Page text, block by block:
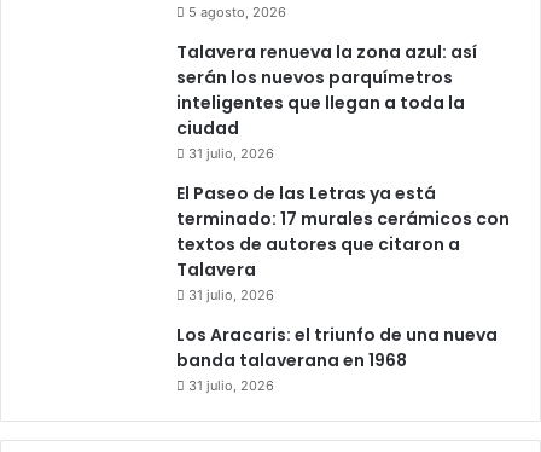
5 agosto, 2026
Talavera renueva la zona azul: así
serán los nuevos parquímetros
inteligentes que llegan a toda la
ciudad
31 julio, 2026
El Paseo de las Letras ya está
terminado: 17 murales cerámicos con
textos de autores que citaron a
Talavera
31 julio, 2026
Los Aracaris: el triunfo de una nueva
banda talaverana en 1968
31 julio, 2026